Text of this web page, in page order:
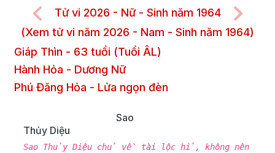
Tử vi 2026 - Nữ - Sinh năm 1964
(Xem tử vi năm 2026 - Nam - Sinh năm 1964)
Giáp Thìn - 63 tuổi (Tuổi ÂL)
Hành Hỏa - Dương Nữ
Phú Đăng Hỏa - Lửa ngọn đèn
Sao
Thủy Diệu
Sao Thủy Diệu chủ về tài lộc hỉ, không nên